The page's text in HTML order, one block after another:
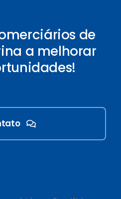
de
a melhorar